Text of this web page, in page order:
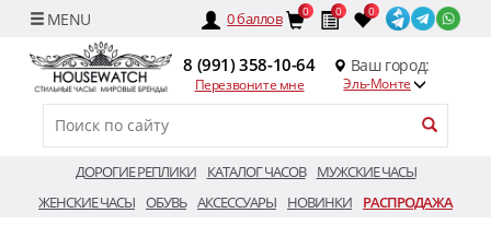
0баллов 0 0 0
8 (991) 358-10-64
Перезвоните мне
Ваш город:
Эль-Монте
ДОРОГИЕ РЕПЛИКИ КАТАЛОГ ЧАСОВ
МУЖСКИЕ ЧАСЫ
ЖЕНСКИЕ ЧАСЫ ОБУВЬ АКСЕССУАРЫ НОВИНКИ РАСПРОДАЖА